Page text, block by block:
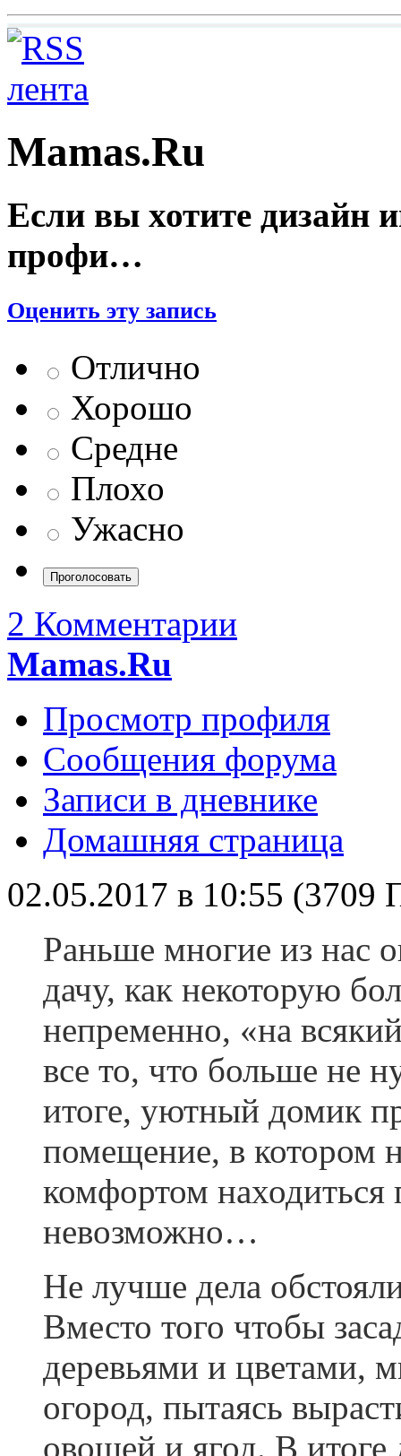
Mamas.Ru
Если вы хотите дизайн
профи…
Оценить эту запись
Отлично
Хорошо
Средне
Плохо
Ужасно
2 Комментарии
Mamas.Ru
Просмотр профиля
Сообщения форума
Записи в дневнике
Домашняя страница
02.05.2017 в 10:55 (3709
Раньше многие из нас
дачу, как некоторую
непременно, «на
все то, что больше не
итоге, уютный домик
помещение, в котором
комфортом находиться
невозможно…
Не лучше дела
Вместо того чтобы
деревьями и цветами,
огород, пытаясь
овощей и ягод. В итоге